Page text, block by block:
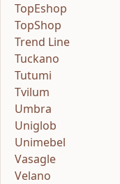
TopEshop
TopShop
Trend Line
Tuckano
Tutumi
Tvilum
Umbra
Uniglob
Unimebel
Vasagle
Velano